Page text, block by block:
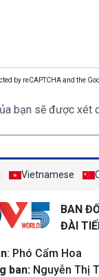
by reCAPTCHA and the
bạn sẽ được xét
Vietnamese
BAN
ĐÀI
: Phó Cẩm Hoa
ban: Nguyễn Thị